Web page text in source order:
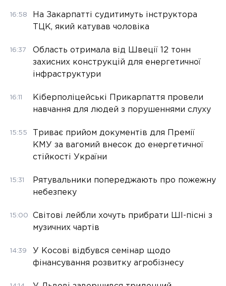
16:58
На Закарпатті судитимуть інструктора
ТЦК, який катував чоловіка
16:37
Область отримала від Швеції 12 тонн
захисних конструкцій для енергетичної
інфраструктури
16:11
Кіберполіцейські Прикарпаття провели
навчання для людей з порушеннями слуху
15:55
Триває прийом документів для Премії
КМУ за вагомий внесок до енергетичної
стійкості України
15:31
Рятувальники попереджають про пожежну
небезпеку
15:00
Світові лейбли хочуть прибрати ШІ-пісні з
музичних чартів
14:39
У Косові відбувся семінар щодо
фінансування розвитку агробізнесу